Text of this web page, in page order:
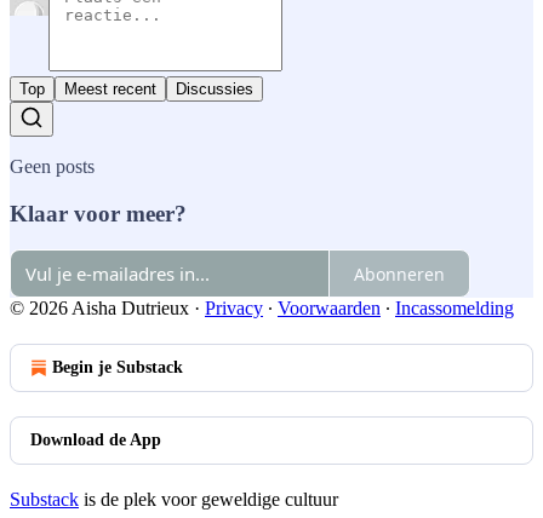
Top Meest recent Discussies
Geen posts
Klaar voor meer?
Abonneren
© 2026 Aisha Dutrieux · Privacy ∙ Voorwaarden ∙ Incassomelding
Begin je Substack
Download de App
Substack is de plek voor geweldige cultuur